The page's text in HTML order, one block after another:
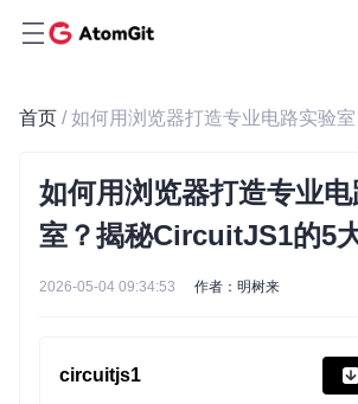
首页
如何用浏览器打造专业
室？揭秘CircuitJS1的5
2026-05-04 09:34:53 作者：明树来
circuitjs1